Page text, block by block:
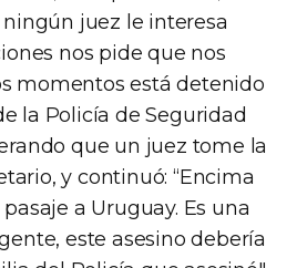
juez le interesa
nos pide que nos
momentos está detenido
la Policía de Seguridad
que un juez tome la
y continuó: “Encima
a Uruguay. Es una
este asesino debería